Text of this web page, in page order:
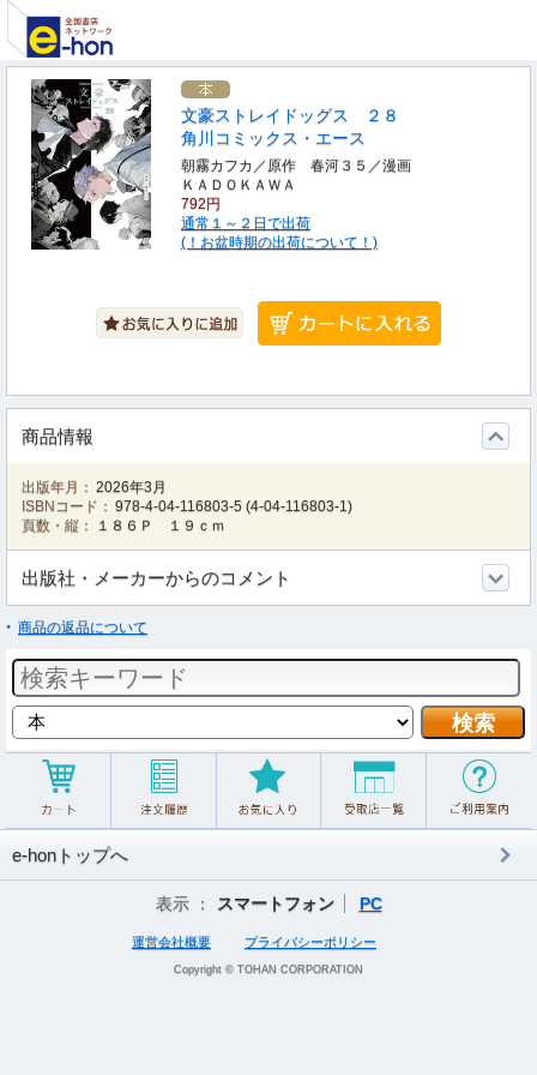
文豪ストレイドッグス ２８
角川コミックス・エース
朝霧カフカ／原作 春河３５／漫画
ＫＡＤＯＫＡＷＡ
792円
通常１～２日で出荷
(！お盆時期の出荷について！)
商品情報
出版年月： 2026年3月
ISBNコード： 978-4-04-116803-5 (4-04-116803-1)
頁数・縦：
１８６Ｐ １９ｃｍ
出版社・メーカーからのコメント
商品の返品について
e-honトップへ
表示 ： スマートフォン PC
運営会社概要 プライバシーポリシー
Copyright © TOHAN CORPORATION